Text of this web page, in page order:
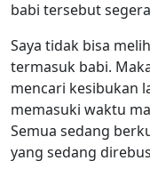
babi tersebut
Saya tidak bisa
termasuk babi.
mencari kesibukan
memasuki waktu
Semua sedang
yang sedang